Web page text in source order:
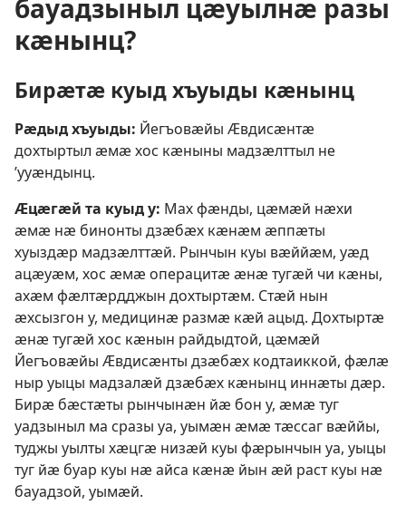
бауадзыныл цӕуылнӕ разы
кӕнынц?
Бирӕтӕ куыд хъуыды кӕнынц
Рӕдыд хъуыды: Йегъовӕйы Ӕвдисӕнтӕ
дохтыртыл ӕмӕ хос кӕныны мадзӕлттыл не
’ууӕндынц.
Ӕцӕгӕй та куыд у: Мах фӕнды, цӕмӕй нӕхи
ӕмӕ нӕ бинонты дзӕбӕх кӕнӕм ӕппӕты
хуыздӕр мадзӕлттӕй. Рынчын куы вӕййӕм, уӕд
ацӕуӕм, хос ӕмӕ операцитӕ ӕнӕ тугӕй чи кӕны,
ахӕм фӕлтӕрдджын дохтыртӕм. Стӕй нын
ӕхсызгон у, медицинӕ размӕ кӕй ацыд. Дохтыртӕ
ӕнӕ тугӕй хос кӕнын райдыдтой, цӕмӕй
Йегъовӕйы Ӕвдисӕнты дзӕбӕх кодтаиккой, фӕлӕ
ныр уыцы мадзалӕй дзӕбӕх кӕнынц иннӕты дӕр.
Бирӕ бӕстӕты рынчынӕн йӕ бон у, ӕмӕ туг
уадзыныл ма сразы уа, уымӕн ӕмӕ тӕссаг вӕййы,
туджы уылты хӕцгӕ низӕй куы фӕрынчын уа, уыцы
туг йӕ буар куы нӕ айса кӕнӕ йын ӕй раст куы нӕ
бауадзой, уымӕй.